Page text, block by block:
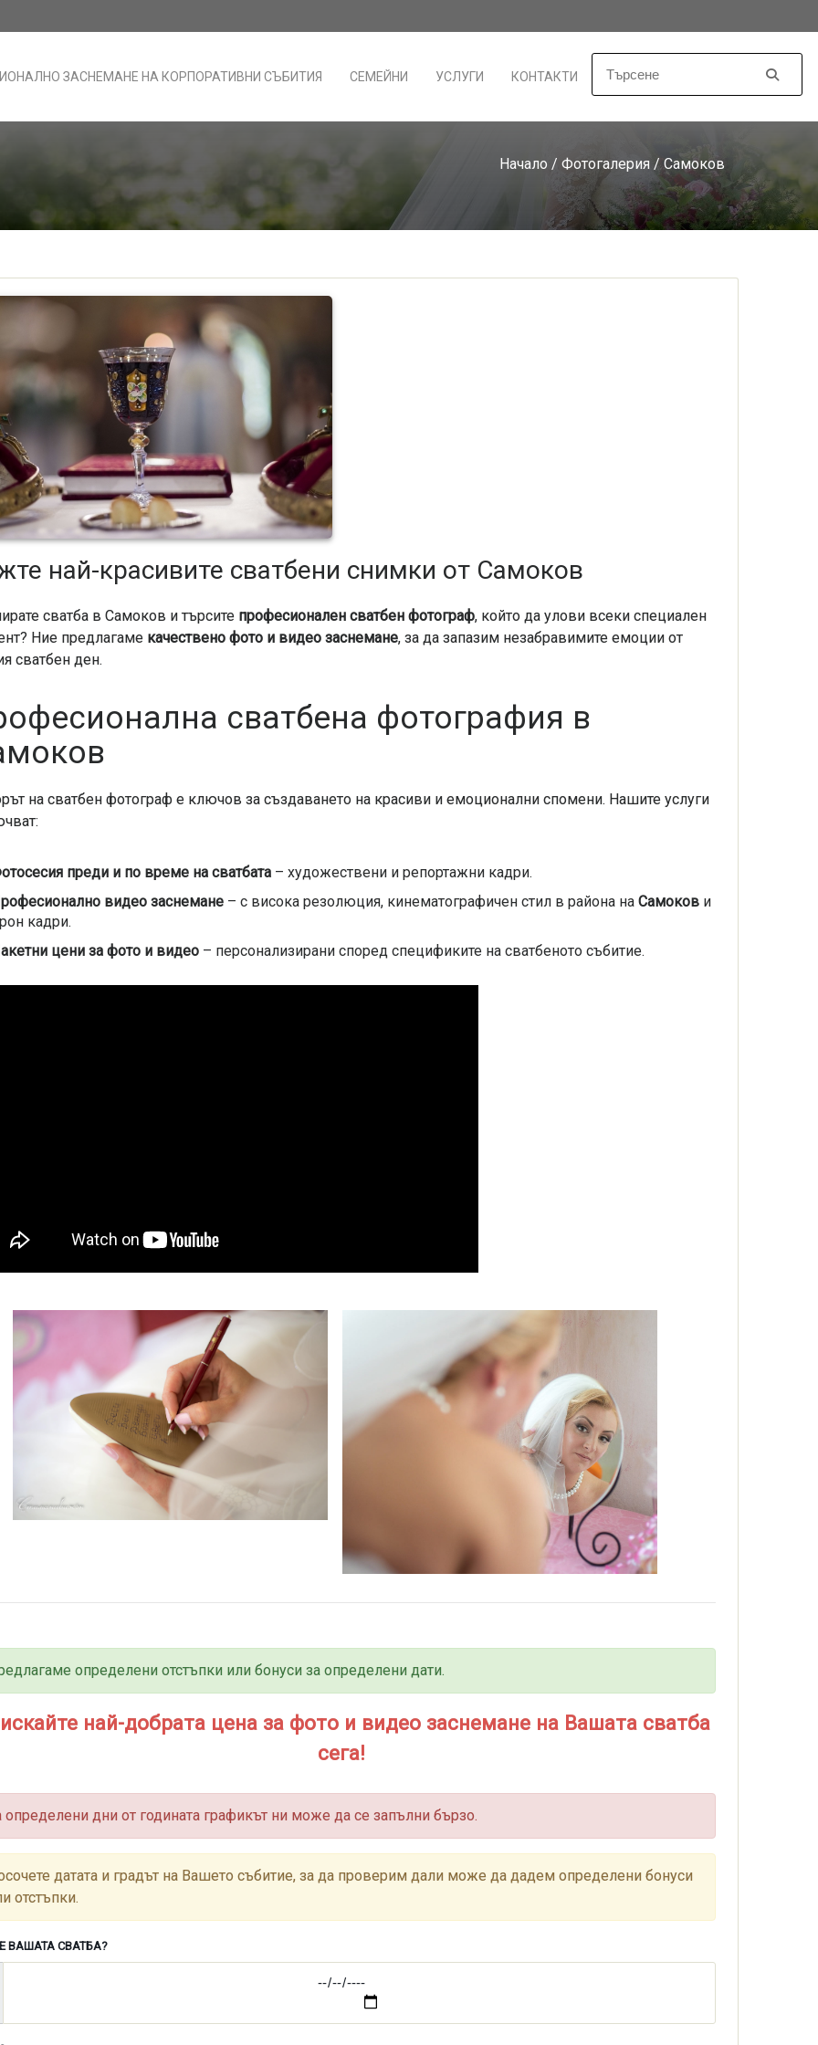
ЗАСНЕМАНЕ НА КОРПОРАТИВНИ СЪБИТИЯ СЕМЕЙНИ УСЛУГИ КОНТАКТИ
Начало / Фотогалерия / Самоков
най-красивите сватбени снимки от Самоков
сватба в Самоков и търсите професионален сватбен фотограф, който да улови всеки специален
Ние предлагаме качествено фото и видео заснемане, за да запазим незабравимите емоции от
сватбен ден.
сватбена фотография в
на сватбен фотограф е ключов за създаването на красиви и емоционални спомени. Нашите услуги
преди и по време на сватбата – художествени и репортажни кадри.
видео заснемане – с висока резолюция, кинематографичен стил в района на Самоков и
кадри.
цени за фото и видео – персонализирани според спецификите на сватбеното събитие.
определени отстъпки или бонуси за определени дати.
най-добрата цена за фото и видео заснемане на Вашата сватба
сега!
определени дни от годината графикът ни може да се запълни бързо.
датата и градът на Вашето събитие, за да проверим дали може да дадем определени бонуси
отстъпки.
ВАШАТА СВАТБА?